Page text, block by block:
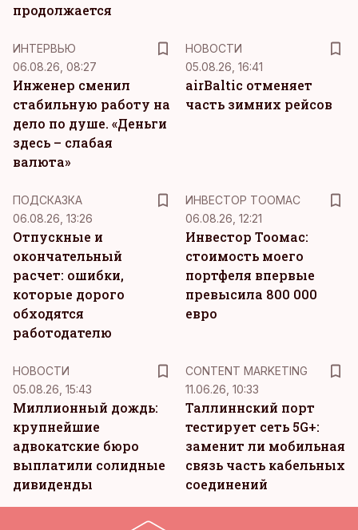
продолжается
ИНТЕРВЬЮ
06.08.26, 08:27
Инженер сменил
стабильную работу на
дело по душе. «Деньги
здесь – слабая
валюта»
НОВОСТИ
05.08.26, 16:41
airBaltic отменяет
часть зимних рейсов
ПОДСКАЗКА
06.08.26, 13:26
Отпускные и
окончательный
расчет: ошибки,
которые дорого
обходятся
работодателю
ИНВЕСТОР ТООМАС
06.08.26, 12:21
Инвестор Тоомас:
стоимость моего
портфеля впервые
превысила 800 000
евро
НОВОСТИ
05.08.26, 15:43
Миллионный дождь:
крупнейшие
адвокатские бюро
выплатили солидные
дивиденды
CONTENT MARKETING
11.06.26, 10:33
Таллиннский порт
тестирует сеть 5G+:
заменит ли мобильная
связь часть кабельных
соединений